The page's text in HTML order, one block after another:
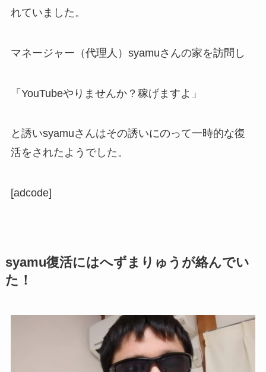
れていました。
マネージャー（代理人）syamuさんの家を訪問し
「YouTubeやりませんか？稼げますよ」
と誘いsyamuさんはその誘いにのって一時的な復
活をされたようでした。
[adcode]
syamu復活にはへずまりゅうが絡んでい
た！